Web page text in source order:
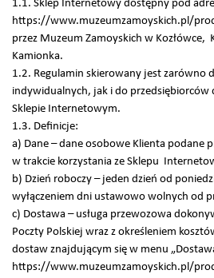
1.1. Sklep Internetowy dostępny pod
https://www.muzeumzamoyskich.pl/
przez Muzeum Zamoyskich w Kozłówce,
Kamionka.
1.2. Regulamin skierowany jest zarówno
indywidualnych, jak i do przedsiębiorców
Sklepie Internetowym.
1.3. Definicje:
a) Dane – dane osobowe Klienta podane
w trakcie korzystania ze Sklepu
b) Dzień roboczy – jeden dzień od
wyłączeniem dni ustawowo wolnych od
c) Dostawa – usługa przewozowa
Poczty Polskiej wraz z określeniem
dostaw znajdującym się w menu
https://www.muzeumzamoyskich.pl/